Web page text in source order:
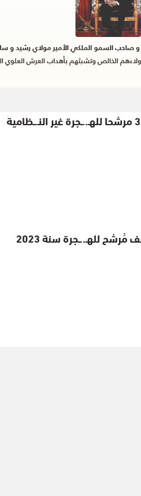
البحرية الملكية تُنقذ 32 مرشحا للهـ..ـجرة غير النـ.ـظامية